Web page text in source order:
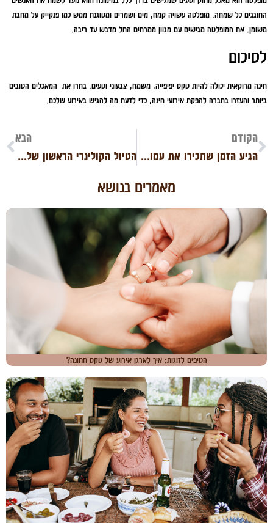
החוגגים כל שמחה. מופלטה עשויה קמח, מים ושמרים ומטוגנת ממש כמו פנקייק על מחבת
משומן. את המופלטה מגישים עם מגוון ממרחים החל מדבש עד ריבה.
לסיכום
חינה מרוקאית יכולה להיות טקס יפיפייה, משמח, צבעוני וטעים. בחרו את המאכלים הטובים
ביותר והעזרו בחברה להפקת אירועי חינה, כדי לדעת מה להגיש באירוע שלכם.
הקודם
הגיע הזמן שתכירו את עמותת אחינועם בראשות איל, רפי ומשה אדרעי
הבא
הטיול הקולינרי הראשון שלכם: איך לתכנן טיול מושלם ועשיר בטעמים (ולא בטרטורים)
מאמרים בנושא
הטיפים לזוגות: איך לארגן אירוע של טקס חתונה?